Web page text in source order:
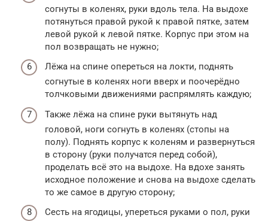
согнуты в коленях, руки вдоль тела. На выдохе
потянуться правой рукой к правой пятке, затем
левой рукой к левой пятке. Корпус при этом на
пол возвращать не нужно;
Лёжа на спине опереться на локти, поднять
согнутые в коленях ноги вверх и поочерёдно
толчковыми движениями распрямлять каждую;
Также лёжа на спине руки вытянуть над
головой, ноги согнуть в коленях (стопы на
полу). Поднять корпус к коленям и развернуться
в сторону (руки получатся перед собой),
проделать всё это на выдохе. На вдохе занять
исходное положение и снова на выдохе сделать
то же самое в другую сторону;
Сесть на ягодицы, упереться руками о пол, руки